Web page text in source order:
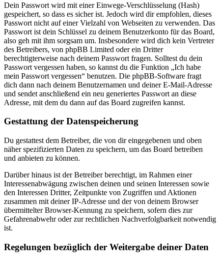
Dein Passwort wird mit einer Einwege-Verschlüsselung (Hash)
gespeichert, so dass es sicher ist. Jedoch wird dir empfohlen, dieses
Passwort nicht auf einer Vielzahl von Webseiten zu verwenden. Das
Passwort ist dein Schlüssel zu deinem Benutzerkonto für das Board,
also geh mit ihm sorgsam um. Insbesondere wird dich kein Vertreter
des Betreibers, von phpBB Limited oder ein Dritter
berechtigterweise nach deinem Passwort fragen. Solltest du dein
Passwort vergessen haben, so kannst du die Funktion „Ich habe
mein Passwort vergessen“ benutzen. Die phpBB-Software fragt
dich dann nach deinem Benutzernamen und deiner E-Mail-Adresse
und sendet anschließend ein neu generiertes Passwort an diese
Adresse, mit dem du dann auf das Board zugreifen kannst.
Gestattung der Datenspeicherung
Du gestattest dem Betreiber, die von dir eingegebenen und oben
näher spezifizierten Daten zu speichern, um das Board betreiben
und anbieten zu können.
Darüber hinaus ist der Betreiber berechtigt, im Rahmen einer
Interessenabwägung zwischen deinen und seinen Interessen sowie
den Interessen Dritter, Zeitpunkte von Zugriffen und Aktionen
zusammen mit deiner IP-Adresse und der von deinem Browser
übermittelter Browser-Kennung zu speichern, sofern dies zur
Gefahrenabwehr oder zur rechtlichen Nachverfolgbarkeit notwendig
ist.
Regelungen bezüglich der Weitergabe deiner Daten